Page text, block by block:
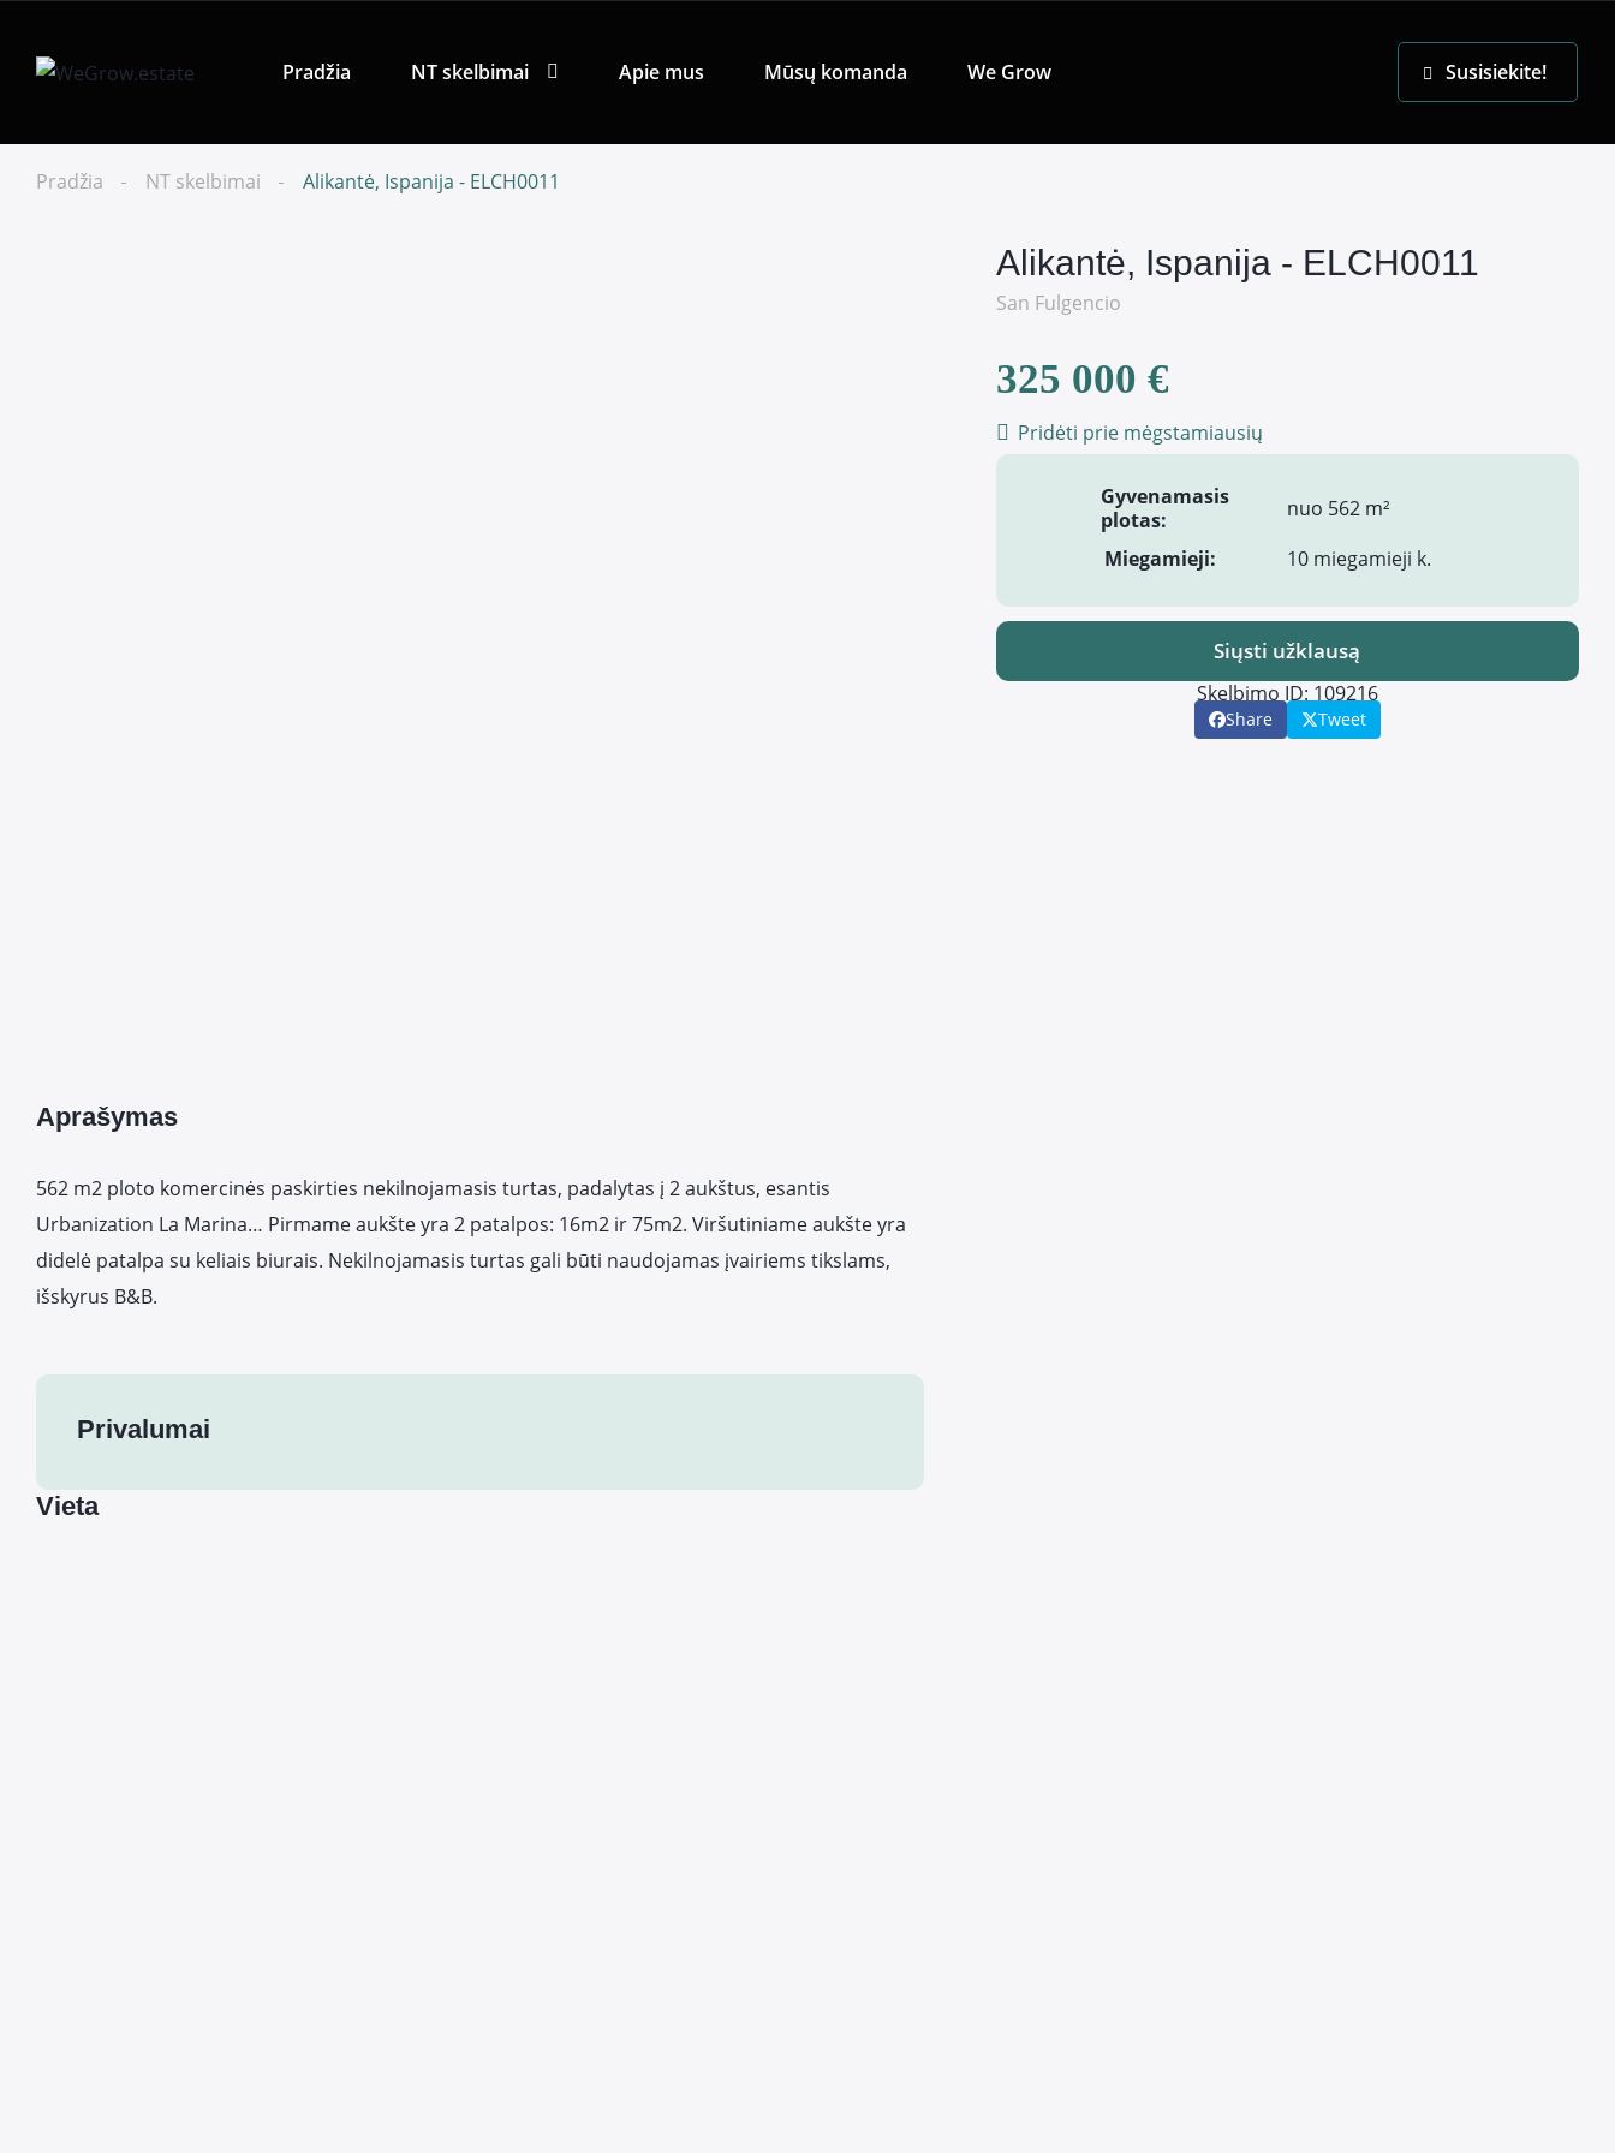
Pradžia NT skelbimai Apie mus Mūsų komanda We Grow Susisiekite!
Pradžia NT skelbimai Alikantė, Ispanija - ELCH0011
Aprašymas
562 m2 ploto komercinės paskirties nekilnojamasis turtas, padalytas į 2 aukštus, esantis
Urbanization La Marina… Pirmame aukšte yra 2 patalpos: 16m2 ir 75m2. Viršutiniame aukšte yra
didelė patalpa su keliais biurais. Nekilnojamasis turtas gali būti naudojamas įvairiems tikslams,
išskyrus B&B.
Privalumai
Vieta
Alikantė, Ispanija - ELCH0011
San Fulgencio
325 000 €
Pridėti prie mėgstamiausių
Gyvenamasis
plotas:
nuo 562 m²
Miegamieji:
10 miegamieji k.
Siųsti užklausą
Skelbimo ID: 109216
Share Tweet